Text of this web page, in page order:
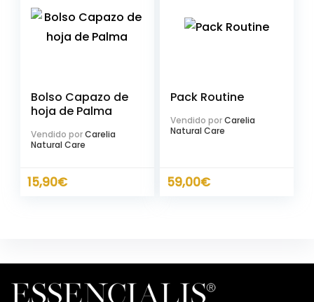
Bolso Capazo de
hoja de Palma
Vendido porCarelia
Natural Care
15,90€
Pack Routine
Vendido porCarelia
Natural Care
59,00€